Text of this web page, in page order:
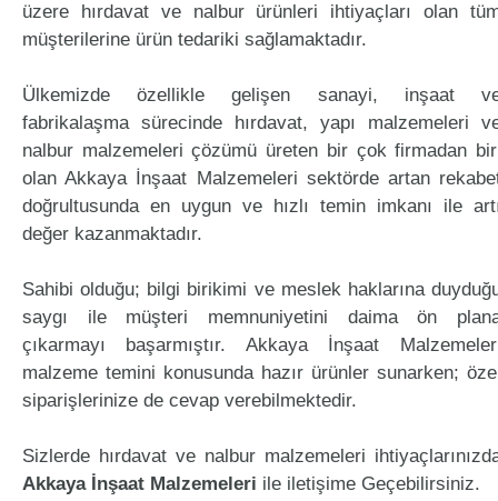
üzere hırdavat ve nalbur ürünleri ihtiyaçları olan
müşterilerine ürün tedariki sağlamaktadır.
Ülkemizde özellikle gelişen sanayi, inşaat
fabrikalaşma sürecinde hırdavat, yapı malzemeleri
nalbur malzemeleri çözümü üreten bir çok firmadan
olan Akkaya İnşaat Malzemeleri sektörde artan
doğrultusunda en uygun ve hızlı temin imkanı ile
değer kazanmaktadır.
Sahibi olduğu; bilgi birikimi ve meslek haklarına
saygı ile müşteri memnuniyetini daima ön
çıkarmayı başarmıştır. Akkaya İnşaat
malzeme temini konusunda hazır ürünler sunarken;
siparişlerinize de cevap verebilmektedir.
Sizlerde hırdavat ve nalbur malzemeleri
Akkaya İnşaat Malzemeleri ile iletişime Geçebilirsiniz.